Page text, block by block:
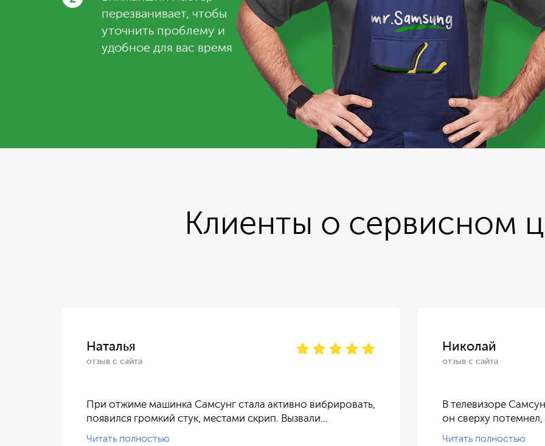
перезванивает, чтобы
уточнить проблему и
удобное для вас время
Клиенты о сервисном
Наталья
отзыв с сайта
При отжиме машинка Самсунг стала активно вибрировать,
появился громкий стук, местами скрип. Вызвали…
Читать полностью
Николай
отзыв с сайта
В телевизоре
он сверху
Читать полностью